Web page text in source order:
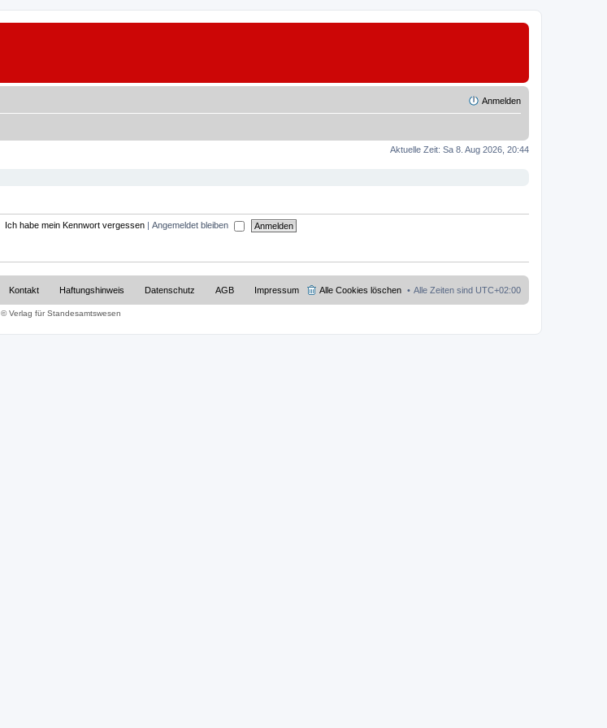
Anmelden
Aktuelle Zeit: Sa 8. Aug 2026, 20:44
Ich habe mein Kennwort vergessen | Angemeldet bleiben
Alle Zeiten sind UTC+02:00
Alle Cookies löschen
Impressum
AGB
Datenschutz
Haftungshinweis
Kontakt
© Verlag für Standesamtswesen